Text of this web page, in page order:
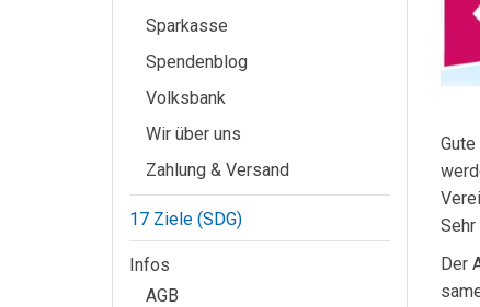
Der
Sparkasse
Spendenblog
Volksbank
Wir über uns
Zahlung & Versand
17 Ziele (SDG)
Infos
AGB